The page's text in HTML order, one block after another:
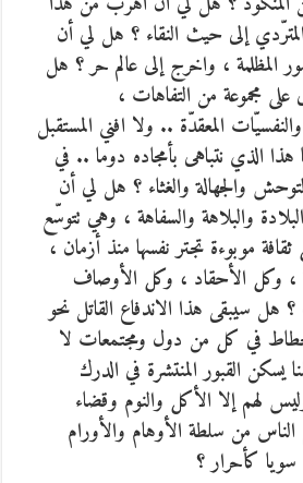
المترّدي إلى حيث النقاء ؟ هل لي أن
المظلمة ، واخرج إلى عالم حر ؟ هل
على مجموعة من التفاهات ،
المعقدّة .. ولا افني المستقبل
الذي نتباهى بأمجاده دوما .. في
والجهالة والغثاء ؟ هل لي أن
والبلاهة والسفاهة ، وهي تتوسّع
موبوءة تجتر نفسها منذ أزمان ،
، وكل الأحقاد ، وكل الأوصاف
هل سيبقى هذا الاندفاع القاتل نحو
في كل من دول ومجتمعات لا
يسكن القبور المنتشرة في الدرك
لهم إلا الأكل والنوم وقضاء
من سلطة الأوهام والأورام
سويا كأحرار ؟